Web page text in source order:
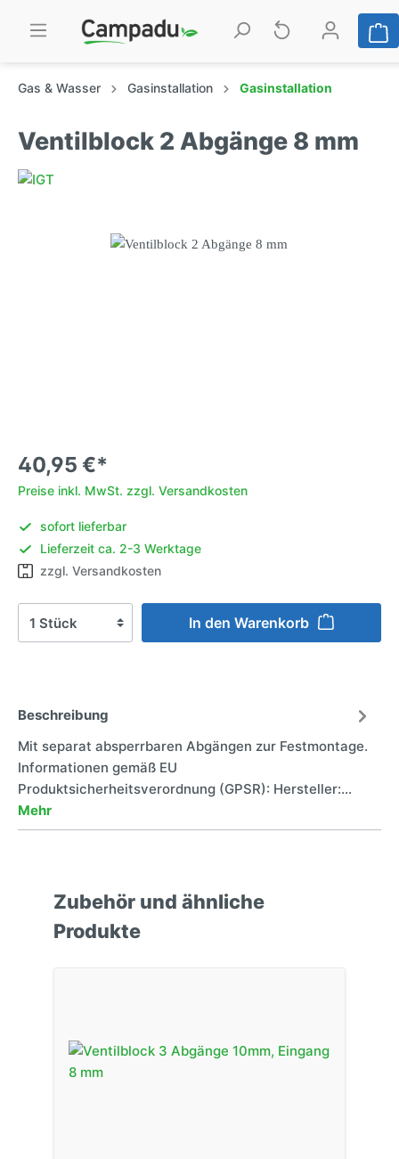
Gas & Wasser Gasinstallation Gasinstallation
Ventilblock 2 Abgänge 8 mm
40,95 €*
Preise inkl. MwSt. zzgl. Versandkosten
sofort lieferbar
Lieferzeit ca. 2-3 Werktage
zzgl. Versandkosten
In den Warenkorb
Beschreibung
Mit separat absperrbaren Abgängen zur Festmontage.
Informationen gemäß EU
Produktsicherheitsverordnung (GPSR): Hersteller:…
Mehr
Zubehör und ähnliche
Produkte